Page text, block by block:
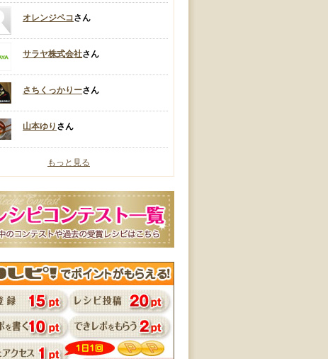
オレンジペコさん
サラヤ株式会社さん
さちくっかりーさん
山本ゆり さん
もっと見る